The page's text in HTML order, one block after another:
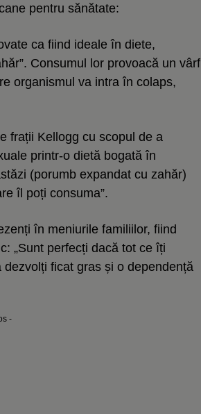
pentru sănătate:
ca fiind ideale în diete,
Consumul lor provoacă un vârf
organismul va intra în colaps,
frații Kellogg cu scopul de a
printr-o dietă bogată în
(porumb expandat cu zahăr)
îl poți consuma”.
în meniurile familiilor, fiind
„Sunt perfecți dacă tot ce îți
ficat gras și o dependență
-